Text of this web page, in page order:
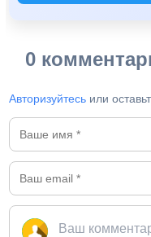
0
Авторизуйтесь или